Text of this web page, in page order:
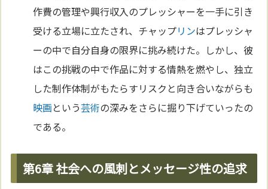
作費の管理や興行収入のプレッシャーを一手に引き
受ける立場に立たされ、チャップリンはプレッシャ
ーの中で自分自身の限界に挑み続けた。しかし、彼
はこの挑戦の中で作品に対する情熱を燃やし、独立
した制作体制がもたらすリスクと向き合いながらも
映画という芸術の深みをさらに掘り下げていったの
である。
第6章 社会への風刺とメッセージ性の追求